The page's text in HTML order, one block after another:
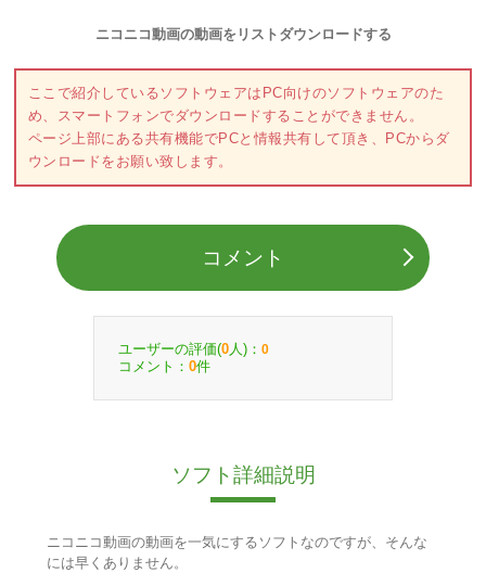
ニコニコ動画の動画をリストダウンロードする
ここで紹介しているソフトウェアはPC向けのソフトウェアのた
め、スマートフォンでダウンロードすることができません。
ページ上部にある共有機能でPCと情報共有して頂き、PCからダ
ウンロードをお願い致します。
コメント
ユーザーの評価(0 人)： 0
コメント： 0件
ソフト詳細説明
ニコニコ動画の動画を一気にするソフトなのですが、そんな
には早くありません。